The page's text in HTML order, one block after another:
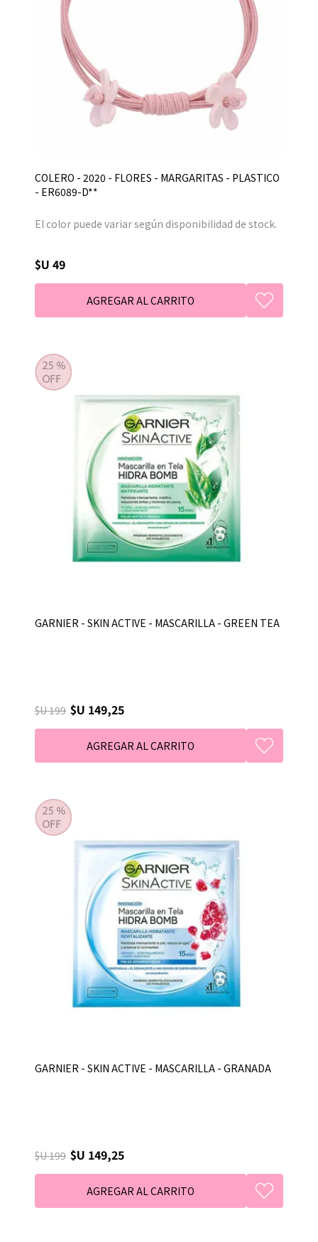
COLERO - 2020 - FLORES - MARGARITAS - PLASTICO
- ER6089-D**
El color puede variar según disponibilidad de stock.
$U 49
GARNIER - SKIN ACTIVE - MASCARILLA - GREEN TEA
$U 199 $U 149,25
GARNIER - SKIN ACTIVE - MASCARILLA - GRANADA
$U 199 $U 149,25